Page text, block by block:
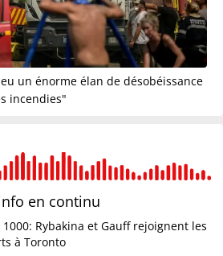
un énorme élan de désobéissance
incendies"
en continu
1000: Rybakina et Gauff rejoignent les
à Toronto